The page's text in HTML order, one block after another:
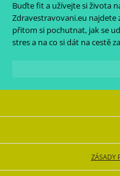
Buďte fit a užívejte si života
Zdravestravovani.eu najdete
přitom si pochutnat, jak se
stres a na co si dát na cestě
ZÁSADY